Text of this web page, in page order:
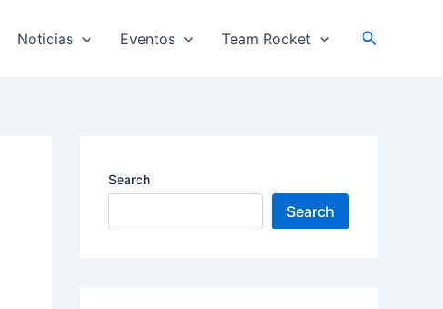
Noticias Eventos Team Rocket Search
Search
Search